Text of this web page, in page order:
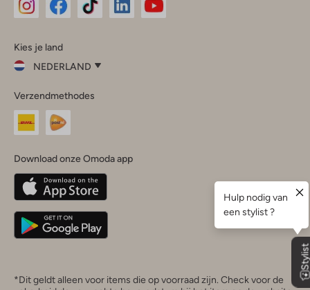
InstagramFacebook
Kies je land
NEDERLAND
je
land
Nederland
Belgique(Français)
Deutschland
Verzendmethodes
Download onze Omoda app
*Dit geldt alleen voor items die op voorraad zijn. Check voor de